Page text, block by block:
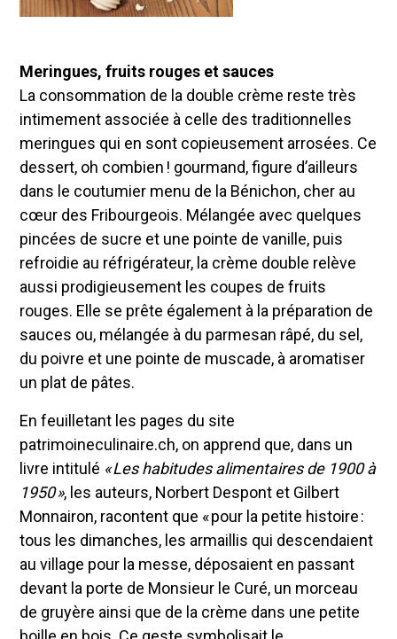
Meringues, fruits rouges et sauces
La consommation de la double crème reste très
intimement associée à celle des traditionnelles
meringues qui en sont copieusement arrosées. Ce
dessert, oh combien ! gourmand, figure d’ailleurs
dans le coutumier menu de la Bénichon, cher au
cœur des Fribourgeois. Mélangée avec quelques
pincées de sucre et une pointe de vanille, puis
refroidie au réfrigérateur, la crème double relève
aussi prodigieusement les coupes de fruits
rouges. Elle se prête également à la préparation de
sauces ou, mélangée à du parmesan râpé, du sel,
du poivre et une pointe de muscade, à aromatiser
un plat de pâtes.
En feuilletant les pages du site
patrimoineculinaire.ch, on apprend que, dans un
livre intitulé « Les habitudes alimentaires de 1900 à
1950 », les auteurs, Norbert Despont et Gilbert
Monnairon, racontent que « pour la petite histoire :
tous les dimanches, les armaillis qui descendaient
au village pour la messe, déposaient en passant
devant la porte de Monsieur le Curé, un morceau
de gruyère ainsi que de la crème dans une petite